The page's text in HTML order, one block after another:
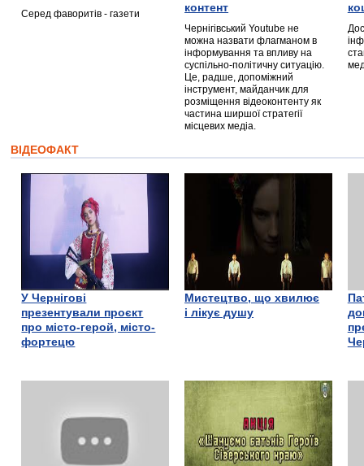
Серед фаворитів - газети
контент
Чернігівський Youtube не
можна назвати флагманом в
інформування та впливу на
суспільно-політичну ситуацію.
Це, радше, допоміжний
інструмент, майданчик для
розміщення відеоконтенту як
частина ширшої стратегії
місцевих медіа.
ВІДЕОФАКТ
У Чернігові
презентували проєкт
про місто-герой, місто-
фортецю
Мистецтво, що хвилює
і лікує душу